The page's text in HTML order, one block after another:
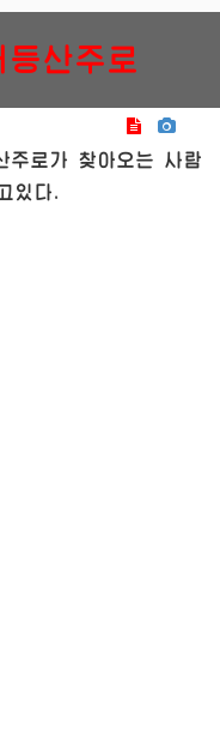
산주로
주로가 찾아오는 사람
있다.